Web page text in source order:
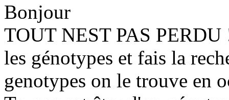
Bonjour
TOUT NEST PAS PERDU
les génotypes et fais la
genotypes on le trouve en